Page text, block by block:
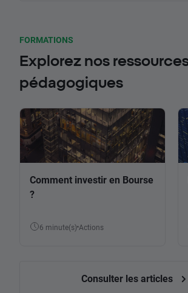
FORMATIONS
Explorez nos
pédagogiques
Comment investir en Bourse
?
6 minute(s) Actions
Consulter les articles